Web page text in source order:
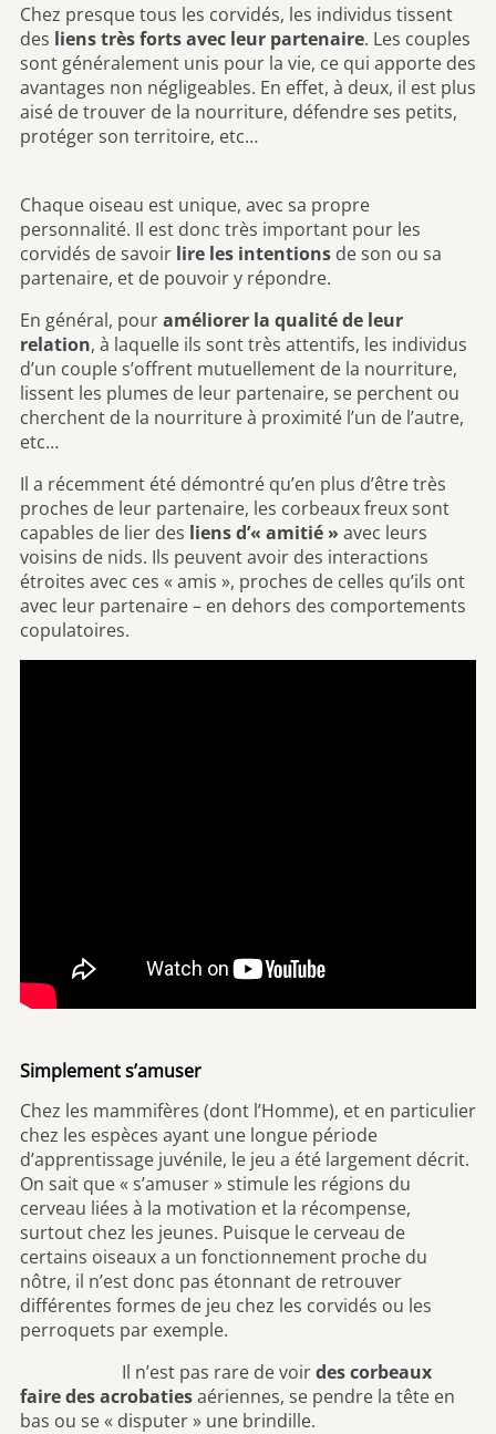
Chez presque tous les corvidés, les individus tissent
des liens très forts avec leur partenaire. Les couples
sont généralement unis pour la vie, ce qui apporte des
avantages non négligeables. En effet, à deux, il est plus
aisé de trouver de la nourriture, défendre ses petits,
protéger son territoire, etc…
Chaque oiseau est unique, avec sa propre
personnalité. Il est donc très important pour les
corvidés de savoir lire les intentions de son ou sa
partenaire, et de pouvoir y répondre.
En général, pouraméliorer la qualité de leur
relation, à laquelle ils sont très attentifs, les individus
d’un couple s’offrent mutuellement de la nourriture,
lissent les plumes de leur partenaire, se perchent ou
cherchent de la nourriture à proximité l’un de l’autre,
etc…
Il a récemment été démontré qu’en plus d’être très
proches de leur partenaire, les corbeaux freux sont
capables de lier des liens d’« amitié » avec leurs
voisins de nids. Ils peuvent avoir des interactions
étroites avec ces « amis », proches de celles qu’ils ont
avec leur partenaire – en dehors des comportements
copulatoires.
Simplement s’amuser
Chez les mammifères (dont l’Homme), et en particulier
chez les espèces ayant une longue période
d’apprentissage juvénile, le jeu a été largement décrit.
On sait que « s’amuser » stimule les régions du
cerveau liées à la motivation et la récompense,
surtout chez les jeunes. Puisque le cerveau de
certains oiseaux a un fonctionnement proche du
nôtre, il n’est donc pas étonnant de retrouver
différentes formes de jeu chez les corvidés ou les
perroquets par exemple.
Il n’est pas rare de voirdes corbeaux
faire des acrobatiesaériennes, se pendre la tête en
bas ou se « disputer » une brindille.